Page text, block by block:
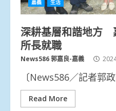
嘉義 生活
深耕基層和諧地方
所長就職
News586 郭嘉良-嘉義
〔News586／記者郭
Read More